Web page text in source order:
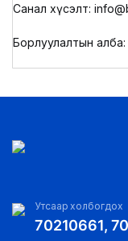
Санал хүсэлт:
Борлуулалтын
Утсаар холбогдох
70210661,